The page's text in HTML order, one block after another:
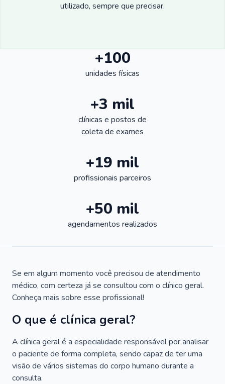
utilizado, sempre que precisar.
+100
unidades físicas
+3 mil
clínicas e postos de
coleta de exames
+19 mil
profissionais parceiros
+50 mil
agendamentos realizados
Se em algum momento você precisou de atendimento
médico, com certeza já se consultou com o clínico geral.
Conheça mais sobre esse profissional!
O que é clínica geral?
A clínica geral é a especialidade responsável por analisar
o paciente de forma completa, sendo capaz de ter uma
visão de vários sistemas do corpo humano durante a
consulta.